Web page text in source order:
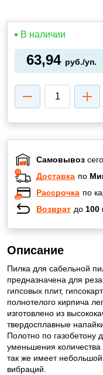
В наличии
63,94 руб./уп.
Самовывоз
Доставка по
Рассрочка по
Возврат до 100
Описание
Пилка для сабельной
предназначена для
гипсовых плит,
полнотелого кирпича
изготовлено из
твердосплавные
Полотно по газобетону
уменьшения
так же имеет
вибраций.